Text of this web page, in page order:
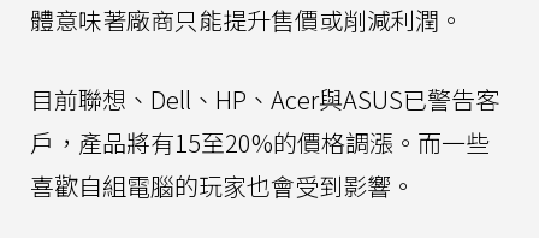
體意味著廠商只能提升售價或削減利潤。
目前聯想、Dell、HP、Acer與ASUS已警告客
戶，產品將有15至20%的價格調漲。而一些
喜歡自組電腦的玩家也會受到影響。